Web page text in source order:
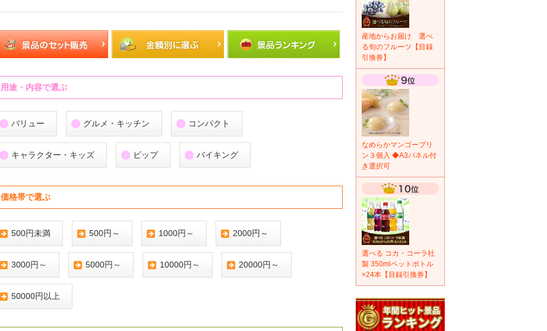
用途・内容で選ぶ
バリュー グルメ・キッチン コンパクト
キャラクター・キッズ ビップ バイキング
価格帯で選ぶ
500円未満 500円～ 1000円～ 2000円～
3000円～ 5000円～ 10000円～ 20000円～
50000円以上
産地からお届け 選べ
る旬のフルーツ【目録
引換券】
なめらかマンゴープリ
ン３個入 ◆A3パネル付
き選択可
選べる コカ・コーラ社
製 350mlペットボトル
×24本【目録引換券】